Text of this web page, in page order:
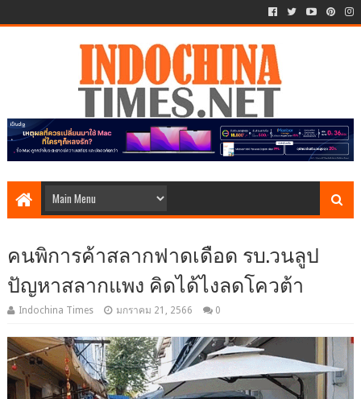
คนพิการค้าสลากฟาดเดือด รบ.วนลูป
ปัญหาสลากแพง คิดได้ไงลดโควต้า
Indochina Times มกราคม 21, 2566 0